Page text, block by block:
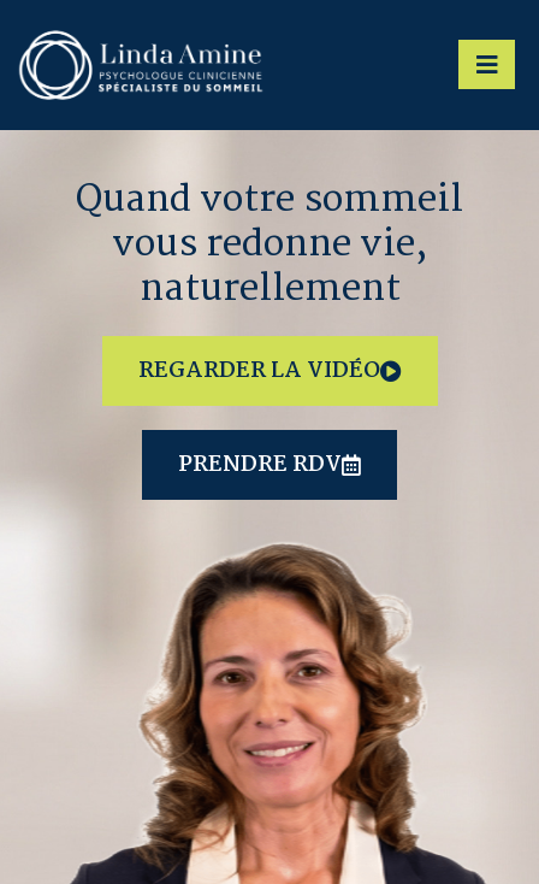
Quand votre sommeil
vous redonne vie,
naturellement
REGARDER LA VIDÉO
PRENDRE RDV